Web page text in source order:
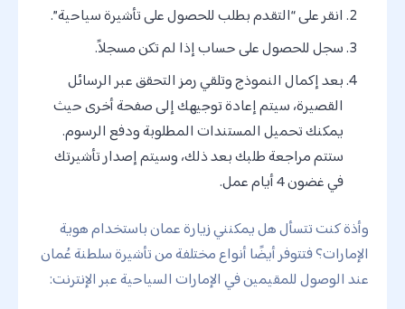
انقر على “التقدم بطلب للحصول على تأشيرة سياحية”.
سجل للحصول على حساب إذا لم تكن مسجلاً.
بعد إكمال النموذج وتلقي رمز التحقق عبر الرسائل
القصيرة، سيتم إعادة توجيهك إلى صفحة أخرى حيث
يمكنك تحميل المستندات المطلوبة ودفع الرسوم.
ستتم مراجعة طلبك بعد ذلك، وسيتم إصدار تأشيرتك
في غضون 4 أيام عمل.
وأذة كنت تتسأل هل يمكنني زيارة عمان باستخدام هوية
الإمارات؟ فتتوفر أيضًا أنواع مختلفة من تأشيرة سلطنة عُمان
عند الوصول للمقيمين في الإمارات السياحية عبر الإنترنت: